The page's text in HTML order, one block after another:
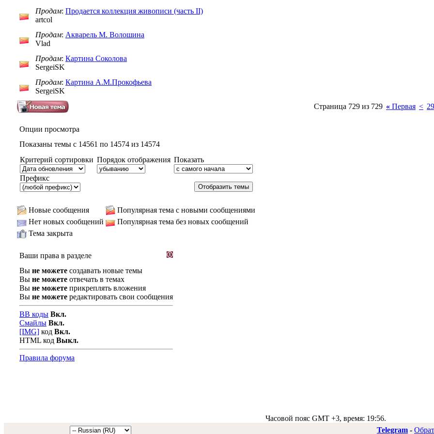
Продам: Продается коллекция живописи (часть II)
artcol
Продам: Акварель М. Волошина
Vlad
Продам: Картина Соколова
SergeiSK
Продам: Картина А.М.Прокофьева
SergeiSK
Страница 729 из 729 « Первая < 29
Опции просмотра
Показаны темы с 14561 по 14574 из 14574
Критерий сортировки Порядок отображения Показать
Префикс
Новые сообщения
Популярная тема с новыми сообщениями
Нет новых сообщений
Популярная тема без новых сообщений
Тема закрыта
Ваши права в разделе
Вы не можете создавать новые темы
Вы не можете отвечать в темах
Вы не можете прикреплять вложения
Вы не можете редактировать свои сообщения
BB коды Вкл.
Смайлы Вкл.
[IMG] код Вкл.
HTML код Выкл.
Правила форума
Часовой пояс GMT +3, время: 19:56.
Telegram -